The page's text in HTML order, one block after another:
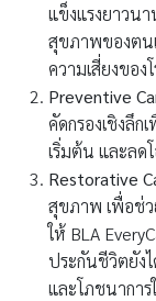
แข็งแรงยาวน
สุขภาพของตน
ความเสี่ยงของ
Preventive
คัดกรองเชิงลึก
เริ่มต้น และลด
Restorative
สุขภาพ เพื่อช่
ให้ BLA
ประกันชีวิตยัง
และโภชนากา